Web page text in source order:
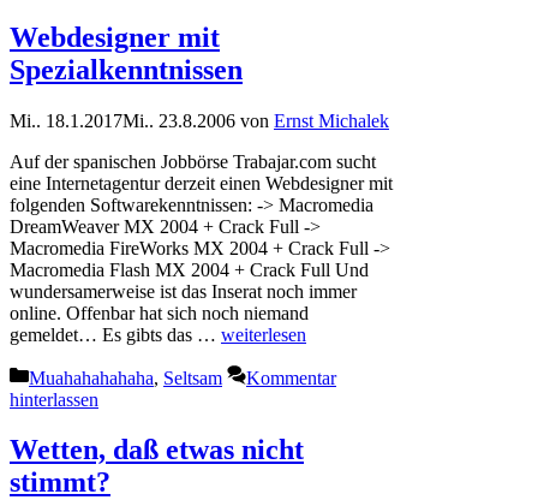
Webdesigner mit
Spezialkenntnissen
Mi.. 18.1.2017Mi.. 23.8.2006 von Ernst Michalek
Auf der spanischen Jobbörse Trabajar.com sucht
eine Internetagentur derzeit einen Webdesigner mit
folgenden Softwarekenntnissen: -> Macromedia
DreamWeaver MX 2004 + Crack Full ->
Macromedia FireWorks MX 2004 + Crack Full ->
Macromedia Flash MX 2004 + Crack Full Und
wundersamerweise ist das Inserat noch immer
online. Offenbar hat sich noch niemand
gemeldet… Es gibts das … weiterlesen
Kategorien
Muahahahahaha, Seltsam
Kommentar
hinterlassen
Wetten, daß etwas nicht
stimmt?